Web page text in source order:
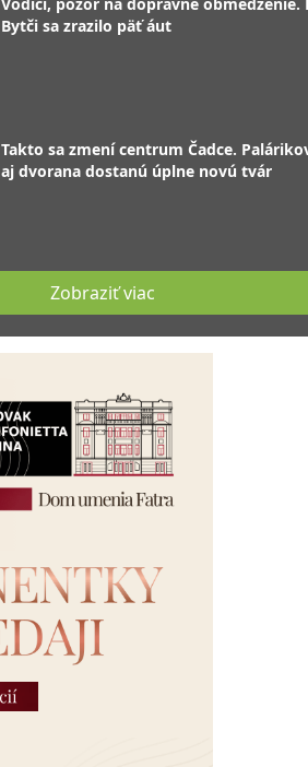
Bytči sa zrazilo päť áut
Takto sa zmení centrum Čadce.
aj dvorana dostanú úplne novú tvár
Zobraziť viac